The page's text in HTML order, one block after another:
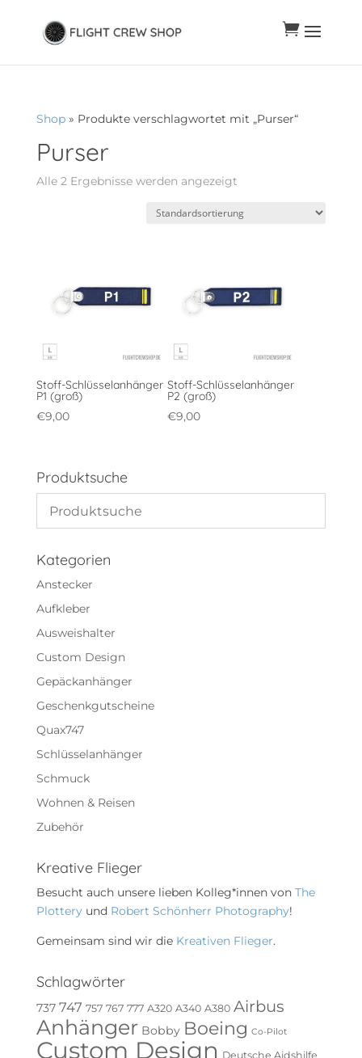

Shop» Produkte verschlagwortet mit „Purser“
Purser
Alle 2 Ergebnisse werden angezeigt
Stoff-Schlüsselanhänger
P1 (groß)
€9,00
Stoff-Schlüsselanhänger
P2 (groß)
€9,00
Produktsuche
Kategorien
Anstecker
Aufkleber
Ausweishalter
Custom Design
Gepäckanhänger
Geschenkgutscheine
Quax747
Schlüsselanhänger
Schmuck
Wohnen & Reisen
Zubehör
Kreative Flieger
Besucht auch unsere lieben Kolleg*innen von The
Plotteryund Robert Schönherr Photography!
Gemeinsam sind wir die Kreativen Flieger.
Schlagwörter
737 747 757 767 777 A320 A340 A380 Airbus
Anhänger Bobby Boeing Co-Pilot
Custom Design Deutsche Aidshilfe